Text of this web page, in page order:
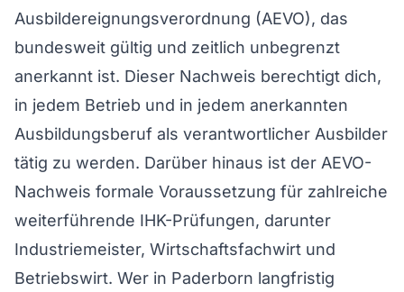
Ausbildereignungsverordnung (AEVO), das
bundesweit gültig und zeitlich unbegrenzt
anerkannt ist. Dieser Nachweis berechtigt dich,
in jedem Betrieb und in jedem anerkannten
Ausbildungsberuf als verantwortlicher Ausbilder
tätig zu werden. Darüber hinaus ist der AEVO-
Nachweis formale Voraussetzung für zahlreiche
weiterführende IHK-Prüfungen, darunter
Industriemeister, Wirtschaftsfachwirt und
Betriebswirt. Wer in Paderborn langfristig